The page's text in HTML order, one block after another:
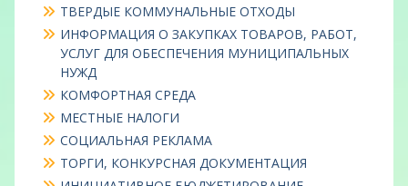
ТВЕРДЫЕ КОММУНАЛЬНЫЕ ОТХОДЫ
ИНФОРМАЦИЯ О ЗАКУПКАХ ТОВАРОВ, РАБОТ,
УСЛУГ ДЛЯ ОБЕСПЕЧЕНИЯ МУНИЦИПАЛЬНЫХ
НУЖД
КОМФОРТНАЯ СРЕДА
МЕСТНЫЕ НАЛОГИ
СОЦИАЛЬНАЯ РЕКЛАМА
ТОРГИ, КОНКУРСНАЯ ДОКУМЕНТАЦИЯ